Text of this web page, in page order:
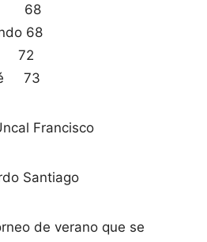
68
68
72
73
Francisco
Santiago
de verano que se